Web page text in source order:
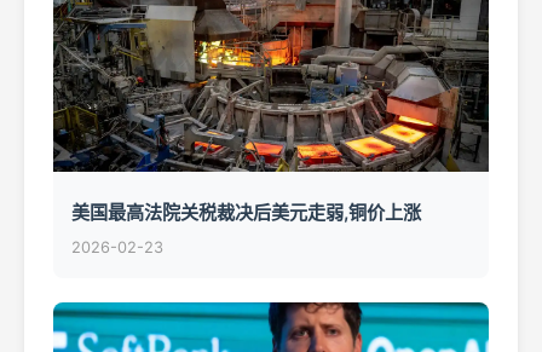
美国最高法院关税裁决后美元走弱,铜价上涨
2026-02-23